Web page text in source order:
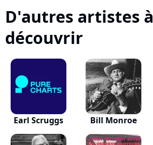
D'autres artistes à
découvrir
Earl Scruggs Bill Monroe